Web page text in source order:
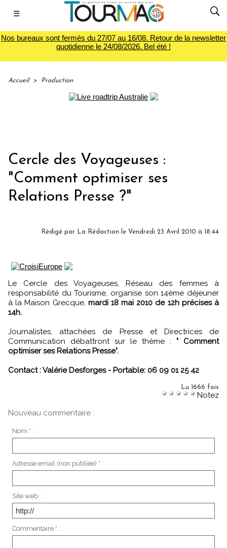
☰
Nos bureaux sont fermés du 27/07 au 16/08. Retour de la newsletter
quotidienne le 24/08/2026. Bel été !
Accueil > Production
Cercle des Voyageuses :
"Comment optimiser ses
Relations Presse ?"
Rédigé par La Rédaction le Vendredi 23 Avril 2010 à 18:44
Le Cercle des Voyageuses, Réseau des femmes à
responsabilité du Tourisme, organise son 14ème déjeuner
à la Maison Grecque, mardi 18 mai 2010 de 12h précises à
14h.
Journalistes, attachées de Presse et Directrices de
Communication débattront sur le thème : " Comment
optimiser ses Relations Presse".
Contact : Valérie Desforges - Portable: 06 09 01 25 42
Lu 1666 fois
Notez
Nouveau commentaire :
Nom * :
Adresse email (non publiée) * :
Site web :
Commentaire * :